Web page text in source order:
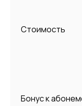
Стоимость
Бонус к